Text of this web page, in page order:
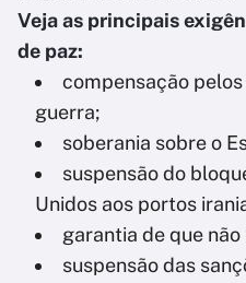
Veja as principais
de paz:
compensação
guerra;
soberania sobre o
suspensão do
Unidos aos portos
garantia de que
suspensão das